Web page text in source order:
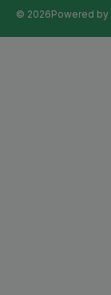
© 2026Powered by